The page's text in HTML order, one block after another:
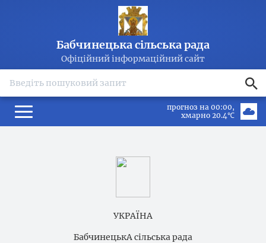
Бабчинецька сільська рада
Офіційний інформаційний сайт
прогноз на 00:00
хмарно 20.4℃
УКРАЇНА
БабчинецькА сільська рада